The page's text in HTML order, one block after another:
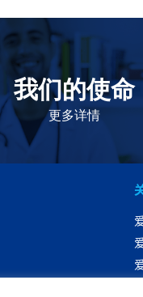
我们的使命
更多详情
致力于提高患者的生命健康和质